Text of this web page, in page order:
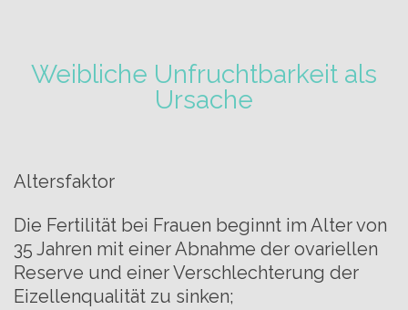
Weibliche Unfruchtbarkeit als
Ursache
Altersfaktor
Die Fertilität bei Frauen beginnt im Alter von
35 Jahren mit einer Abnahme der ovariellen
Reserve und einer Verschlechterung der
Eizellenqualität zu sinken;